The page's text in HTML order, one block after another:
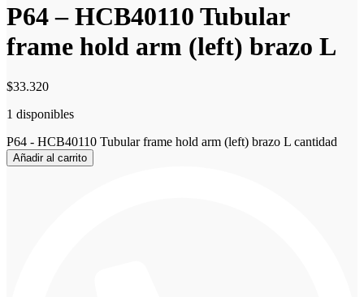
P64 – HCB40110 Tubular
frame hold arm (left) brazo L
$33.320
1 disponibles
P64 - HCB40110 Tubular frame hold arm (left) brazo L cantidad
Añadir al carrito